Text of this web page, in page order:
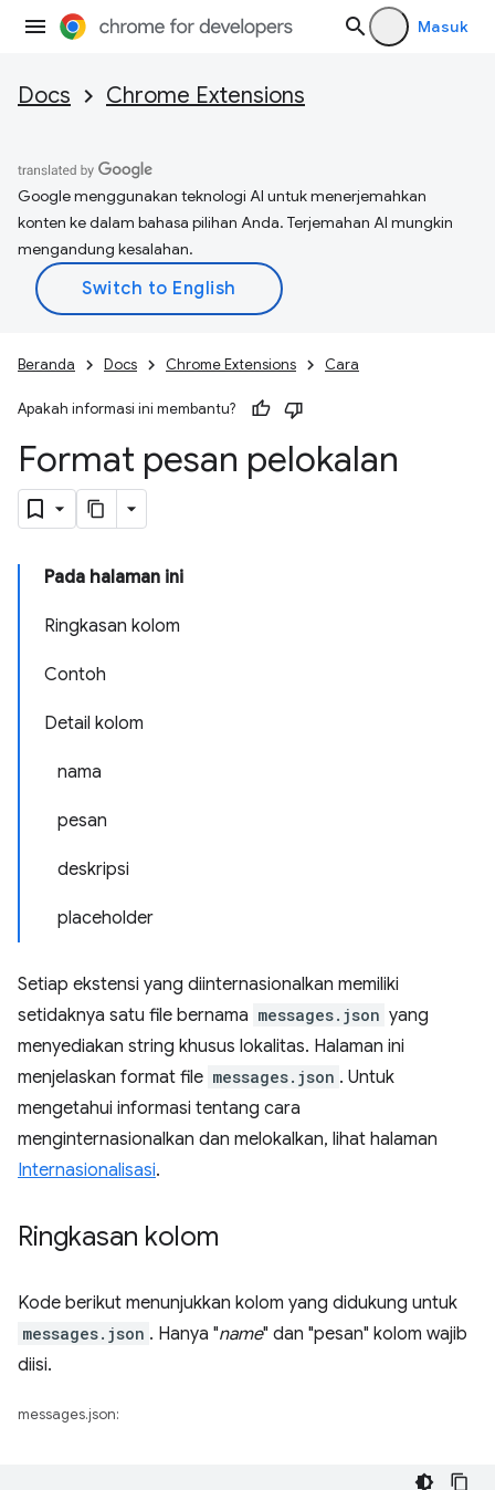
Masuk
Docs Chrome Extensions
Google menggunakan teknologi AI untuk menerjemahkan
konten ke dalam bahasa pilihan Anda. Terjemahan AI mungkin
mengandung kesalahan.
Beranda Docs Chrome Extensions Cara
Apakah informasi ini membantu?
Format pesan pelokalan
Pada halaman ini
Ringkasan kolom
Contoh
Detail kolom
nama
pesan
deskripsi
placeholder
Setiap ekstensi yang diinternasionalkan memiliki
setidaknya satu file bernama messages.json yang
menyediakan string khusus lokalitas. Halaman ini
menjelaskan format file messages.json . Untuk
mengetahui informasi tentang cara
menginternasionalkan dan melokalkan, lihat halaman
Internasionalisasi.
Ringkasan kolom
Kode berikut menunjukkan kolom yang didukung untuk
messages.json . Hanya "name" dan "pesan" kolom wajib
diisi.
messages.json: